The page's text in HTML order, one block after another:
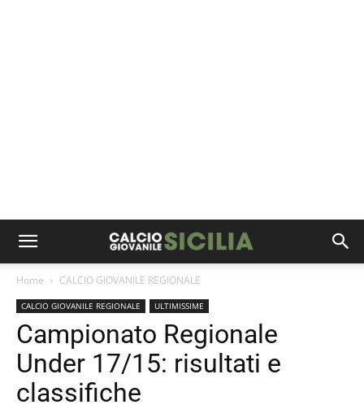
Home CALCIO GIOVANILE REGIONALE
CALCIO GIOVANILE REGIONALE ULTIMISSIME
Campionato Regionale
Under 17/15: risultati e
classifiche